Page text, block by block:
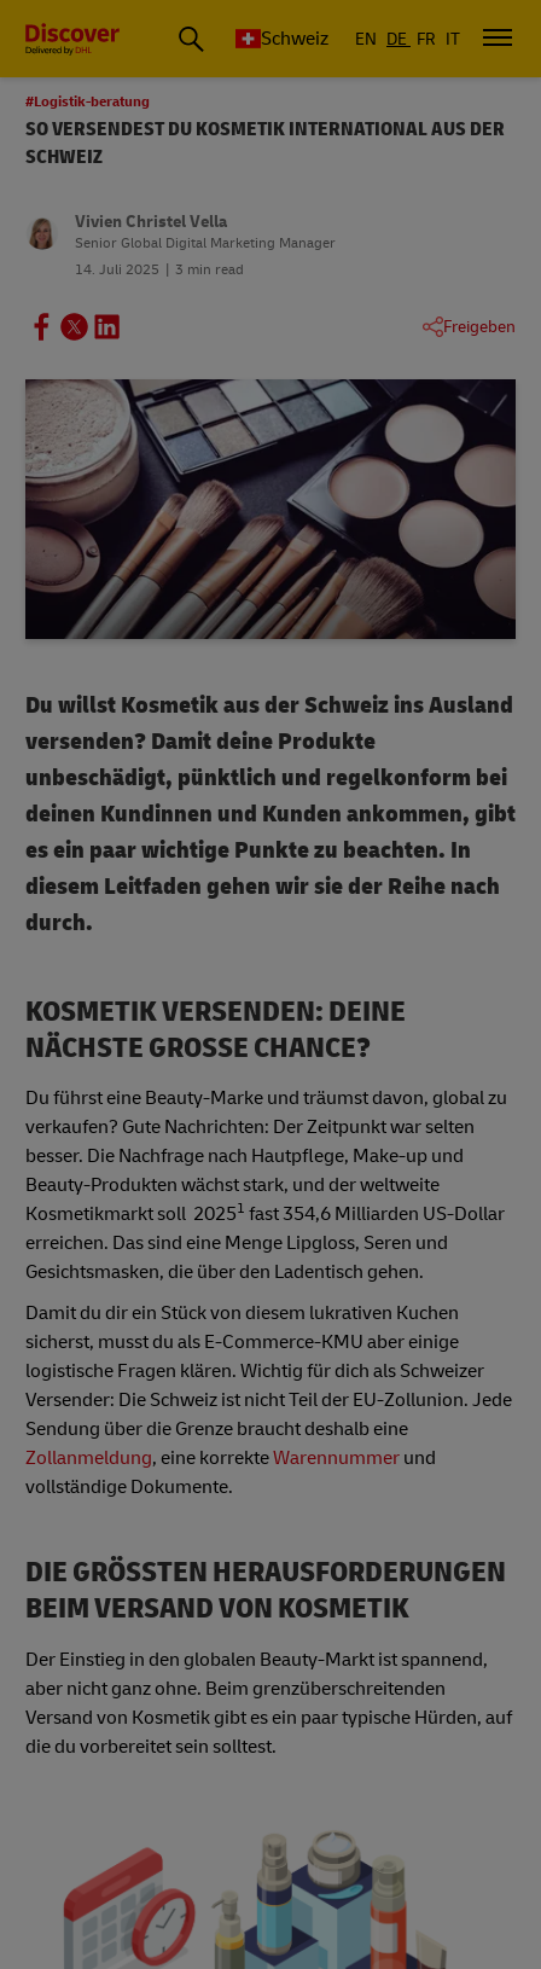
Schweiz EN DE FR IT
#Logistik-beratung
SO VERSENDEST DU KOSMETIK INTERNATIONAL AUS DER
SCHWEIZ
Vivien Christel Vella
Senior Global Digital Marketing Manager
14. Juli 2025
3 min read
Freigeben
Du willst Kosmetik aus der Schweiz ins Ausland
versenden? Damit deine Produkte
unbeschädigt, pünktlich und regelkonform bei
deinen Kundinnen und Kunden ankommen, gibt
es ein paar wichtige Punkte zu beachten. In
diesem Leitfaden gehen wir sie der Reihe nach
durch.
KOSMETIK VERSENDEN: DEINE
NÄCHSTE GROSSE CHANCE?
Du führst eine Beauty-Marke und träumst davon, global zu
verkaufen? Gute Nachrichten: Der Zeitpunkt war selten
besser. Die Nachfrage nach Hautpflege, Make-up und
Beauty-Produkten wächst stark, und der weltweite
Kosmetikmarkt soll 20251 fast 354,6 Milliarden US-Dollar
erreichen. Das sind eine Menge Lipgloss, Seren und
Gesichtsmasken, die über den Ladentisch gehen.
Damit du dir ein Stück von diesem lukrativen Kuchen
sicherst, musst du als E-Commerce-KMU aber einige
logistische Fragen klären. Wichtig für dich als Schweizer
Versender: Die Schweiz ist nicht Teil der EU-Zollunion. Jede
Sendung über die Grenze braucht deshalb eine
Zollanmeldung, eine korrekteWarennummer und
vollständige Dokumente.
DIE GRÖSSTEN HERAUSFORDERUNGEN
BEIM VERSAND VON KOSMETIK
Der Einstieg in den globalen Beauty-Markt ist spannend,
aber nicht ganz ohne. Beim grenzüberschreitenden
Versand von Kosmetik gibt es ein paar typische Hürden, auf
die du vorbereitet sein solltest.